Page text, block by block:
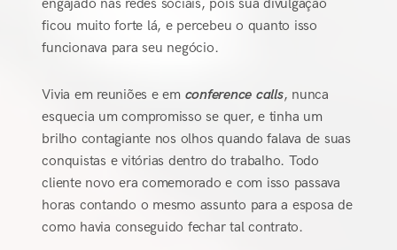
engajado nas redes sociais, pois sua divulgação
ficou muito forte lá, e percebeu o quanto isso
funcionava para seu negócio.
Vivia em reuniões e em conference calls, nunca
esquecia um compromisso se quer, e tinha um
brilho contagiante nos olhos quando falava de suas
conquistas e vitórias dentro do trabalho. Todo
cliente novo era comemorado e com isso passava
horas contando o mesmo assunto para a esposa de
como havia conseguido fechar tal contrato.